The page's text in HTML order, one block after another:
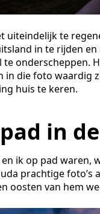
uiteindelijk te
in te rijden
te onderscheppen.
in die foto waardig
huis te keren.
in
ik op pad waren,
prachtige foto’s
oosten van hem